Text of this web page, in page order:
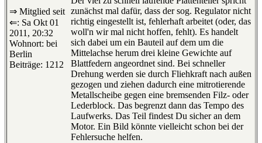
⇒ Mitglied seit
⇐: Sa Okt 01
2011, 20:32
Wohnort: bei
Berlin
Beiträge: 1212
zunächst mal dafür, dass der sog. Regulator nicht
richtig eingestellt ist, fehlerhaft arbeitet (oder, das
woll'n wir mal nicht hoffen, fehlt). Es handelt
sich dabei um ein Bauteil auf dem um die
Mittelachse herum drei kleine Gewichte auf
Blattfedern angeordnet sind. Bei schneller
Drehung werden sie durch Fliehkraft nach außen
gezogen und ziehen dadurch eine mitrotierende
Metallscheibe gegen eine bremsenden Filz- oder
Lederblock. Das begrenzt dann das Tempo des
Laufwerks. Das Teil findest Du sicher an dem
Motor. Ein Bild könnte vielleicht schon bei der
Fehlersuche helfen.